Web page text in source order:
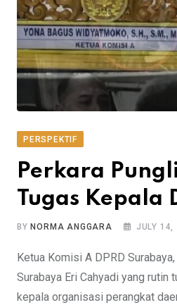
PERSPEKTIF
Perkara
Tugas Kepala
BY NORMA ANGGARA JULY 14,
Ketua Komisi A DPRD
Surabaya Eri Cahyadi yang rutin
kepala organisasi perangkat